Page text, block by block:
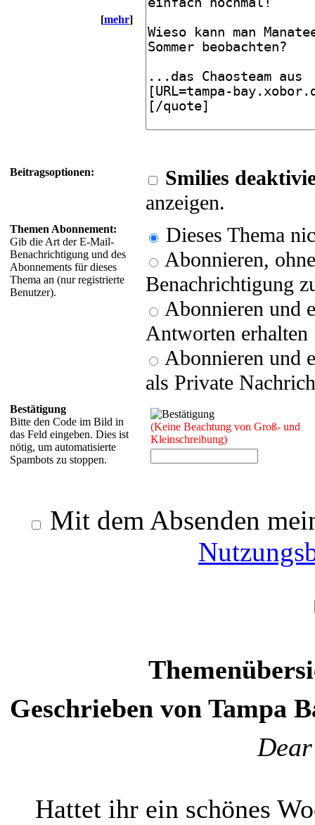
[mehr]
Beitragsoptionen:
Smilies
anzeigen.
Themen Abonnement:
Gib die Art der E-Mail-
Benachrichtigung und des
Abonnements für dieses
Thema an (nur registrierte
Benutzer).
Dieses Thema
Abonnieren,
Benachrichtigung
Abonnieren und
Antworten erhalten
Abonnieren und
als Private
Bestätigung
Bitte den Code im Bild in
das Feld eingeben. Dies ist
nötig, um automatisierte
Spambots zu stoppen.
(Keine Beachtung von Groß- und
Kleinschreibung)
Mit dem Absenden
Geschrieben von Tampa
Hattet ihr ein schönes